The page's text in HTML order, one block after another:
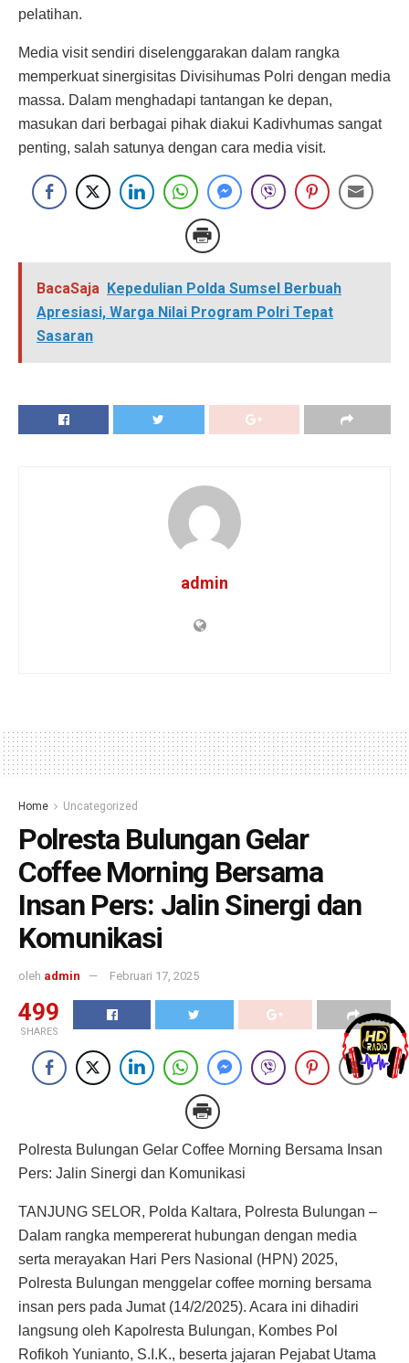
pelatihan.
Media visit sendiri diselenggarakan dalam rangka
memperkuat sinergisitas Divisihumas Polri dengan media
massa. Dalam menghadapi tantangan ke depan,
masukan dari berbagai pihak diakui Kadivhumas sangat
penting, salah satunya dengan cara media visit.
BacaSaja Kepedulian Polda Sumsel Berbuah
Apresiasi, Warga Nilai Program Polri Tepat
Sasaran
admin
Home Uncategorized
Polresta Bulungan Gelar
Coffee Morning Bersama
Insan Pers: Jalin Sinergi dan
Komunikasi
oleh admin Februari 17, 2025
499
SHARES
Polresta Bulungan Gelar Coffee Morning Bersama Insan
Pers: Jalin Sinergi dan Komunikasi
TANJUNG SELOR, Polda Kaltara, Polresta Bulungan –
Dalam rangka mempererat hubungan dengan media
serta merayakan Hari Pers Nasional (HPN) 2025,
Polresta Bulungan menggelar coffee morning bersama
insan pers pada Jumat (14/2/2025). Acara ini dihadiri
langsung oleh Kapolresta Bulungan, Kombes Pol
Rofikoh Yunianto, S.I.K., beserta jajaran Pejabat Utama